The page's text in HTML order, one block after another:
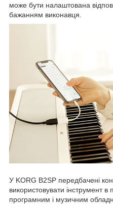
може бути налаштована
бажанням виконавця.
У KORG B2SP передбачені
використовувати інструмент в
програмним і музичним